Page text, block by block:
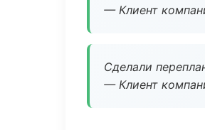
— Клиент
Сделали
— Клиент